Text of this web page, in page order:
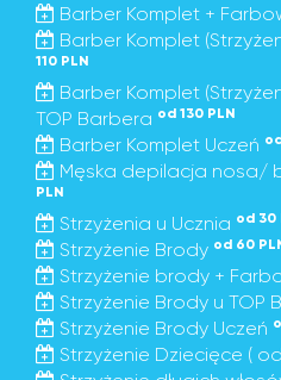
Barber Komplet +
Barber Komplet
110 PLN
Barber Komplet
TOP Barbera od 130 PLN
Barber Komplet Uczeń
Męska depilacja nosa/
PLN
Strzyżenia u Ucznia od 30
Strzyżenie Brody od 60
Strzyżenie brody +
Strzyżenie Brody u TOP
Strzyżenie Brody Uczeń
Strzyżenie Dziecięce (